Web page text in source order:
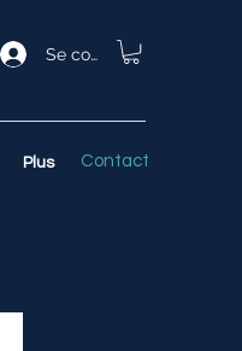
Se connecter
Plus Contact